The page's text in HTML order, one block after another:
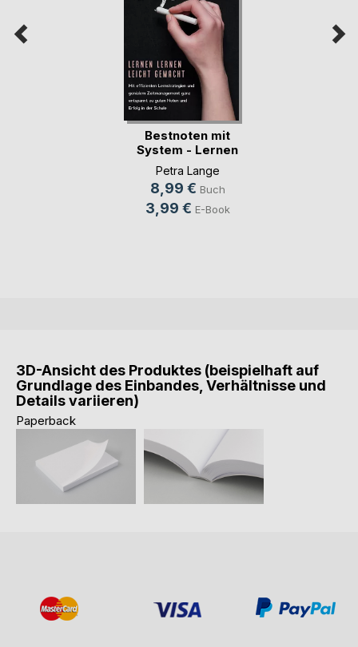
Bestnoten mit
System - Lernen
lern(...)
Petra Lange
8,99 € Buch
3,99 € E-Book
3D-Ansicht des Produktes (beispielhaft auf
Grundlage des Einbandes, Verhältnisse und
Details variieren)
Paperback